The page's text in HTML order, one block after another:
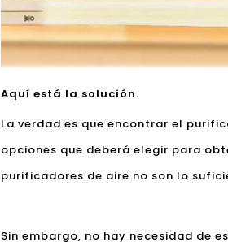
Aquí está la solución.
La verdad es que encontrar el
opciones que deberá elegir para
purificadores de aire no son lo
Sin embargo, no hay necesidad de